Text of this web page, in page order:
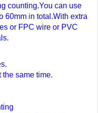
counting.You can use
60mm in total.With extra
or FPC wire or PVC
the same time.